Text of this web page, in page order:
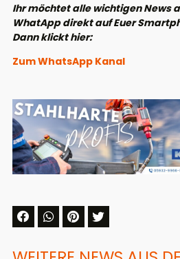
Ihr möchtet alle wichtigen News
WhatApp direkt auf Euer
Dann klickt hier:
Zum WhatsApp Kanal